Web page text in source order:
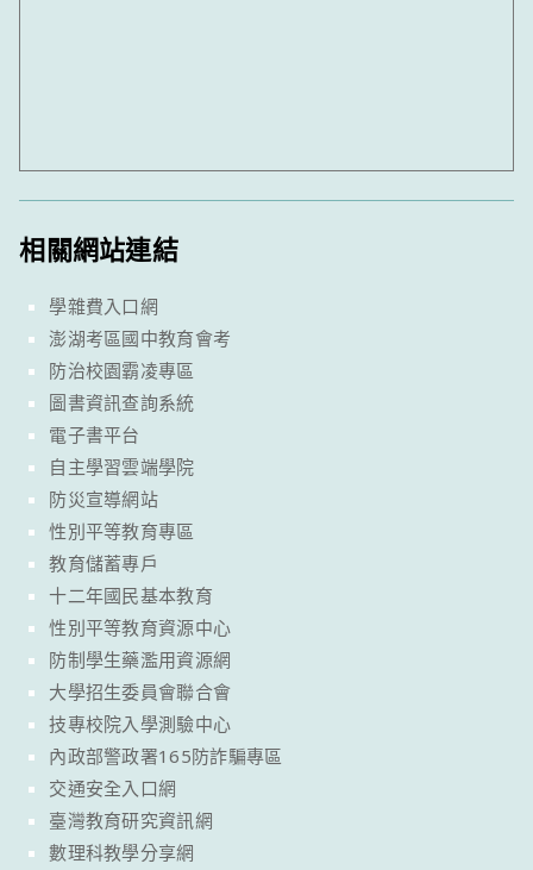
相關網站連結
學雜費入口網
澎湖考區國中教育會考
防治校園霸凌專區
圖書資訊查詢系統
電子書平台
自主學習雲端學院
防災宣導網站
性別平等教育專區
教育儲蓄專戶
十二年國民基本教育
性別平等教育資源中心
防制學生藥濫用資源網
大學招生委員會聯合會
技專校院入學測驗中心
內政部警政署165防詐騙專區
交通安全入口網
臺灣教育研究資訊網
數理科教學分享網